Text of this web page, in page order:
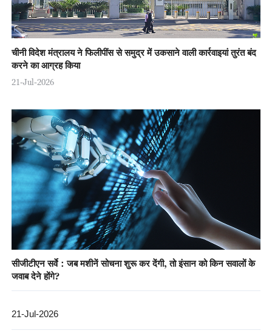
चीनी विदेश मंत्रालय ने फिलीपींस से समुद्र में उकसाने वाली कार्रवाइयां तुरंत बंद
करने का आग्रह किया
21-Jul-2026
सीजीटीएन सर्वे：जब मशीनें सोचना शुरू कर देंगी, तो इंसान को किन सवालों के
जवाब देने होंगे?
21-Jul-2026